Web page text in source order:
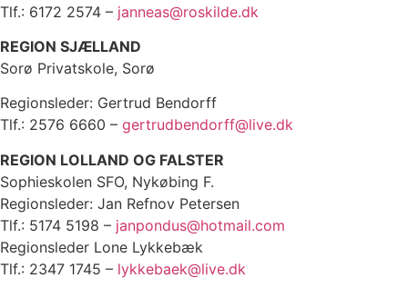
Tlf.: 6172 2574 – janneas@roskilde.dk
REGION SJÆLLAND
Sorø Privatskole, Sorø
Regionsleder: Gertrud Bendorff
Tlf.: 2576 6660 – gertrudbendorff@live.dk
REGION LOLLAND OG FALSTER
Sophieskolen SFO, Nykøbing F.
Regionsleder: Jan Refnov Petersen
Tlf.: 5174 5198 – janpondus@hotmail.com
Regionsleder Lone Lykkebæk
Tlf.: 2347 1745 – lykkebaek@live.dk